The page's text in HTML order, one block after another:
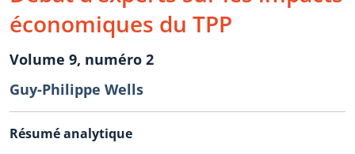
économiques du TPP
Volume 9, numéro 2
Guy-Philippe Wells
Résumé analytique